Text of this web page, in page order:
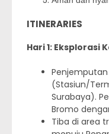
ITINERARIES
Hari 1: Eksplorasi
(Stasiun/
Surabaya).
Bromo
Tiba di area